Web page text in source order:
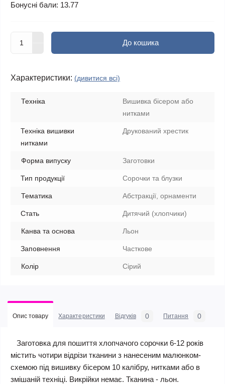
Бонусні бали: 13.77
До кошика
Характеристики: (дивитися всі)
Техніка
Вишивка бісером або
нитками
Техніка вишивки
нитками
Друкований хрестик
Форма випуску Заготовки
Тип продукції Сорочки та блузки
Тематика Абстракції, орнаменти
Стать Дитячий (хлопчики)
Канва та основа Льон
Заповнення Часткове
Колір Сірий
Опис товару Характеристики Відгуків 0 Питання 0
Заготовка для пошиття хлопчачого сорочки 6-12 років
містить чотири відрізи тканини з нанесеним малюнком-
схемою під вишивку бісером 10 калібру, нитками або в
змішаній техніці. Викрійки немає. Тканина - льон.